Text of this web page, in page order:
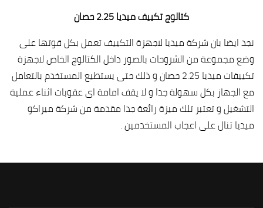
كتالوج تكييف ميديا 2.25 حصان
نجد ايضا بان شركة ميديا لاجهزة التكييف تعمل بكل قوتها على
وضع مجموعة من الشروحات بالصور داخل الكتالوج الخاص لاجهزة
تكييفات ميديا 2.25 حصان و ذلك حتى يستطيع المستخدم بالتعامل
مع الجهاز بكل سهولة جدا و لا يقف امامة اى عقوبات اثناء عملية
التشغيل و تعتبر تلك ميزة رائعة جدا مقدمة من شركة ميراكو
ميديا تنال على اعجاب المستخدمين .